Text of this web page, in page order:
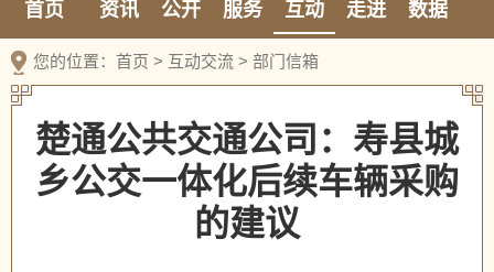
首页 资讯 公开 服务 互动 走进
数据
您的位置： 首页 > 互动交流 > 部门信箱
楚通公共交通公司：寿县城
乡公交一体化后续车辆采购
的建议